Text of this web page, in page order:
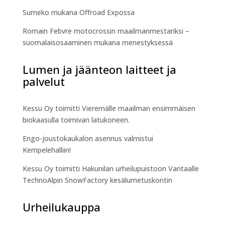
Sumeko mukana Offroad Expossa
Romain Febvre motocrossin maailmanmestariksi –
suomalaisosaaminen mukana menestyksessä
Lumen ja jäänteon laitteet ja
palvelut
Kessu Oy toimitti Vieremälle maailman ensimmäisen
biokaasulla toimivan latukoneen.
Engo-joustokaukalon asennus valmistui
Kempelehalliin!
Kessu Oy toimitti Hakunilan urheilupuistoon Vantaalle
TechnoAlpin SnowFactory kesälumetuskontin
Urheilukauppa